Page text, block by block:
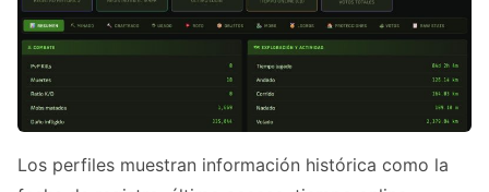
Los perfiles muestran información histórica como la